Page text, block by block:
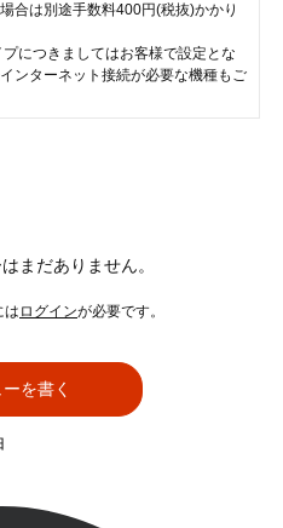
合は別途手数料400円(税抜)かかり
につきましてはお客様で設定とな
ンターネット接続が必要な機種もご
まだありません。
は ログインが必要です。
を書く